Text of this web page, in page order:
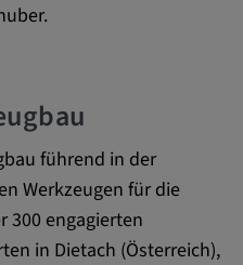
führend in der
Werkzeugen für die
300 engagierten
in Dietach (Österreich),